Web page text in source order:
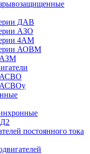
ДАВ
АЗО
4АМ
АОВМ
постоянного тока